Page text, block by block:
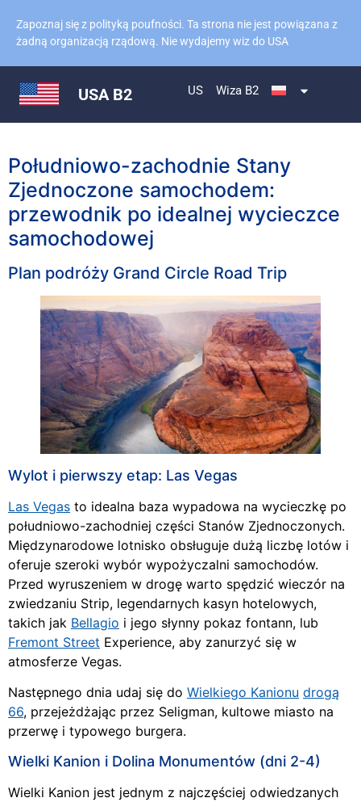
Zapoznaj się z polityką poufności. Ta strona nie jest powiązana z
żadną organizacją rządową. Nie wydajemy wiz do USA
USA B2 US Wiza B2
Południowo-zachodnie Stany
Zjednoczone samochodem:
przewodnik po idealnej wycieczce
samochodowej
Plan podróży Grand Circle Road Trip
Wylot i pierwszy etap: Las Vegas
Las Vegas to idealna baza wypadowa na wycieczkę po
południowo-zachodniej części Stanów Zjednoczonych.
Międzynarodowe lotnisko obsługuje dużą liczbę lotów i
oferuje szeroki wybór wypożyczalni samochodów.
Przed wyruszeniem w drogę warto spędzić wieczór na
zwiedzaniu Strip, legendarnych kasyn hotelowych,
takich jak Bellagio i jego słynny pokaz fontann, lub
Fremont Street Experience, aby zanurzyć się w
atmosferze Vegas.
Następnego dnia udaj się do Wielkiego Kanionu drogą
66, przejeżdżając przez Seligman, kultowe miasto na
przerwę i typowego burgera.
Wielki Kanion i Dolina Monumentów (dni 2-4)
Wielki Kanion jest jednym z najczęściej odwiedzanych